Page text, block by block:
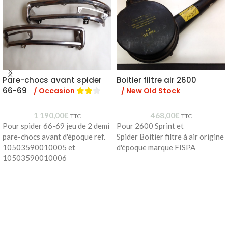
Pare-chocs avant spider
66-69
/ Occasion
1 190,00€ TTC
Pour spider 66-69 jeu de 2 demi
pare-chocs avant d'époque ref.
10503590010005 et
10503590010006
Boitier filtre air 2600
/ New Old Stock
468,00€ TTC
Pour 2600 Sprint et
Spider Boitier filtre à air origine
d'époque marque FISPA